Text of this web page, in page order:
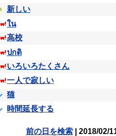
新しい
ใน
高校
ปกติ
いろいろたくさん
一人で寂しい
猫
時間延長する
前の日を検索| 2018/02/